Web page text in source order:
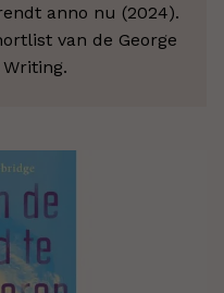
anno nu (2024).
van de George